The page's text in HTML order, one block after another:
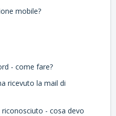
mobile?
- come fare?
ricevuto la mail di
- cosa devo